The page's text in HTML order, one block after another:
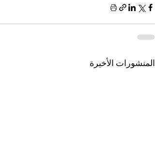
المنشورات الأخيرة